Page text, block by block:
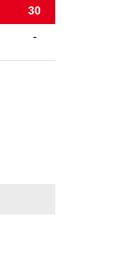
30
-